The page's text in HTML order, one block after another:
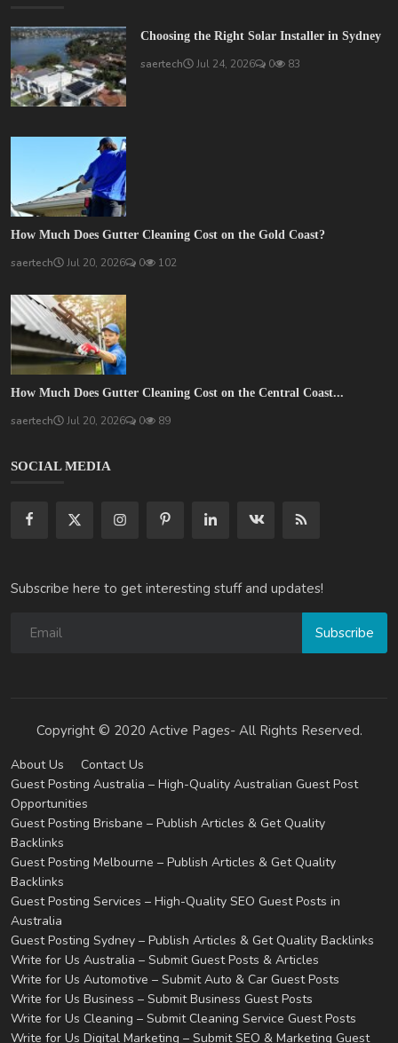
Choosing the Right Solar Installer in Sydney
saertech Jul 24, 2026 0 83
How Much Does Gutter Cleaning Cost on the Gold Coast?
saertech Jul 20, 2026 0 102
How Much Does Gutter Cleaning Cost on the Central Coast...
saertech Jul 20, 2026 0 89
SOCIAL MEDIA
Subscribe here to get interesting stuff and updates!
Subscribe
Copyright © 2020 Active Pages- All Rights Reserved.
About Us
Contact Us
Guest Posting Australia – High-Quality Australian Guest Post
Opportunities
Guest Posting Brisbane – Publish Articles & Get Quality
Backlinks
Guest Posting Melbourne – Publish Articles & Get Quality
Backlinks
Guest Posting Services – High-Quality SEO Guest Posts in
Australia
Guest Posting Sydney – Publish Articles & Get Quality Backlinks
Write for Us Australia – Submit Guest Posts & Articles
Write for Us Automotive – Submit Auto & Car Guest Posts
Write for Us Business – Submit Business Guest Posts
Write for Us Cleaning – Submit Cleaning Service Guest Posts
Write for Us Digital Marketing – Submit SEO & Marketing Guest